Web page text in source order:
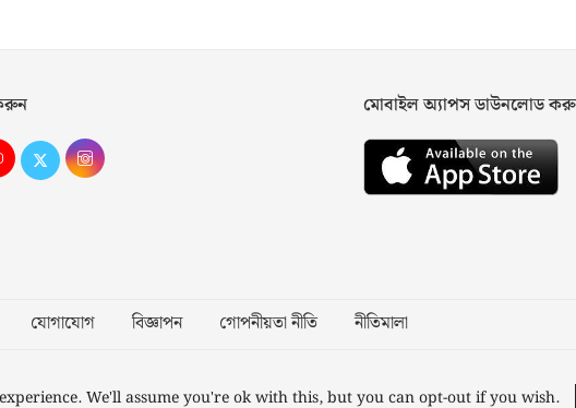
মোবাইল অ্যাপস ডাউনলোড
যোগাযোগ বিজ্ঞাপন গোপনীয়তা নীতি নীতিমালা
Designed and
We'll assume you're ok with this, but you can opt-out if you wish.